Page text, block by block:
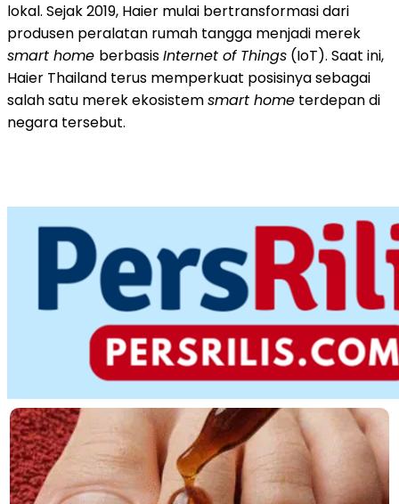
lokal. Sejak 2019, Haier mulai bertransformasi dari
produsen peralatan rumah tangga menjadi merek
smart home berbasisInternet of Things (IoT). Saat ini,
Haier Thailand terus memperkuat posisinya sebagai
salah satu merek ekosistemsmart home terdepan di
negara tersebut.